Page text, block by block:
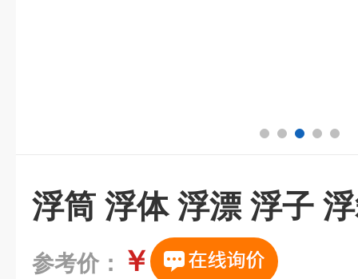
浮筒 浮体 浮漂 浮子
参考价： ￥